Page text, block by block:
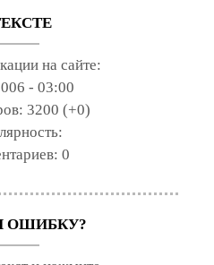
на сайте:
- 03:00
3200 (+0)
0
ОШИБКУ?